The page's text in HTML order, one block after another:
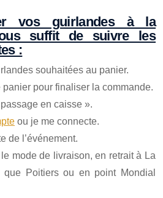
vos guirlandes à la
suffit de suivre les
:
souhaitées au panier.
pour finaliser la commande.
en caisse ».
ou je me connecte.
de l’événement.
mode de livraison, en retrait à La
que Poitiers ou en point Mondial